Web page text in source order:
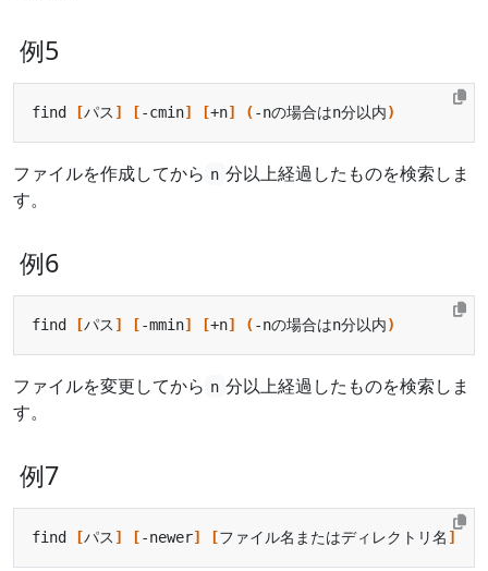
例5
find [パス ] [-cmin] [+n] (-nの場合はn分以内)
ファイルを作成してから n 分以上経過したものを検索しま
す。
例6
find [パス ] [-mmin] [+n] (-nの場合はn分以内)
ファイルを変更してから n 分以上経過したものを検索しま
す。
例7
find [パス ] [-newer] [ファイル名またはディレクトリ名 ]